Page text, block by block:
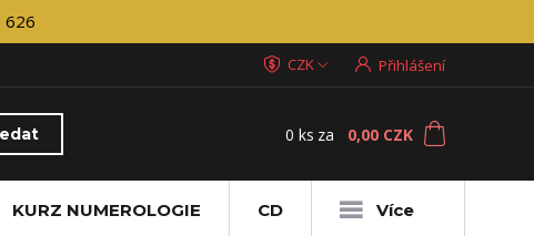
626
CZK Přihlášení
0 ks za 0,00 CZK
KURZ NUMEROLOGIE CD Více